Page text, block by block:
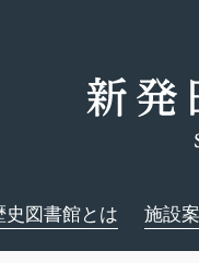
史図書館とは 施設